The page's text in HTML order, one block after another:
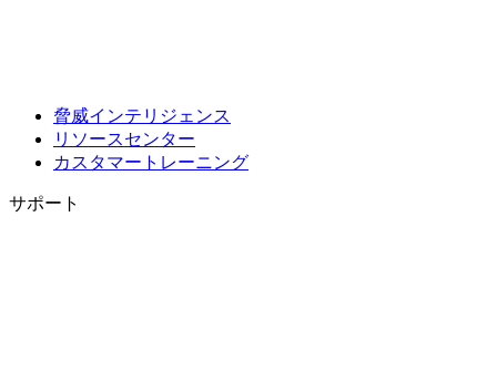
脅威インテリジェンス
リソースセンター
カスタマートレーニング
サポート